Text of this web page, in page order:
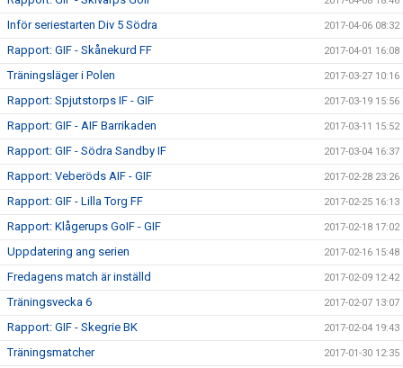
Inför seriestarten Div 5 Södra 2017-04-06 08:32
Rapport: GIF - Skånekurd FF 2017-04-01 16:08
Träningsläger i Polen 2017-03-27 10:16
Rapport: Spjutstorps IF - GIF 2017-03-19 15:56
Rapport: GIF - AIF Barrikaden 2017-03-11 15:52
Rapport: GIF - Södra Sandby IF 2017-03-04 16:37
Rapport: Veberöds AIF - GIF 2017-02-28 23:26
Rapport: GIF - Lilla Torg FF 2017-02-25 16:13
Rapport: Klågerups GoIF - GIF 2017-02-18 17:02
Uppdatering ang serien 2017-02-16 15:48
Fredagens match är inställd 2017-02-09 12:42
Träningsvecka 6 2017-02-07 13:07
Rapport: GIF - Skegrie BK 2017-02-04 19:43
Träningsmatcher 2017-01-30 12:35